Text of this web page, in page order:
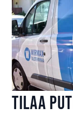
Tilaa